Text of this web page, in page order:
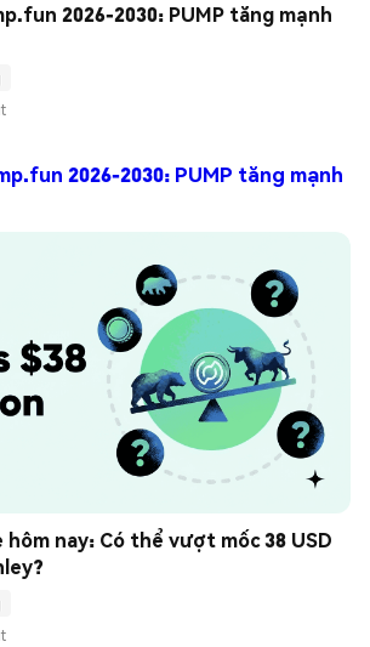
2026-2030: PUMP tăng mạnh
2026-2030: PUMP tăng mạnh
hôm nay: Có thể vượt mốc 38 USD